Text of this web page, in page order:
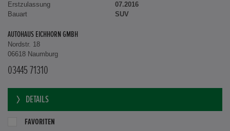
Erstzulassung
07.2016
Bauart
SUV
AUTOHAUS EICHHORN GMBH
Nordstr. 18
06618 Naumburg
03445 71310
DETAILS
FAVORITEN